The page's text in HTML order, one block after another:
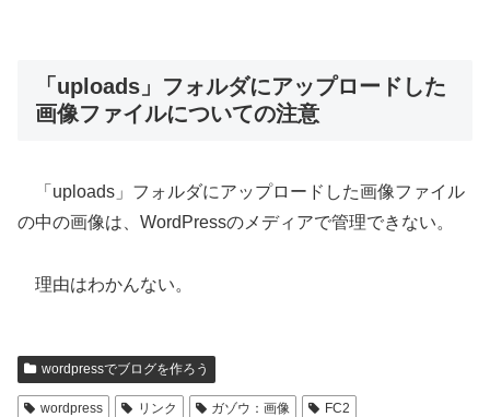
「uploads」フォルダにアップロードした
画像ファイルについての注意
「uploads」フォルダにアップロードした画像ファイル
の中の画像は、WordPressのメディアで管理できない。
理由はわかんない。
wordpressでブログを作ろう
wordpress リンク ガゾウ：画像
FC2